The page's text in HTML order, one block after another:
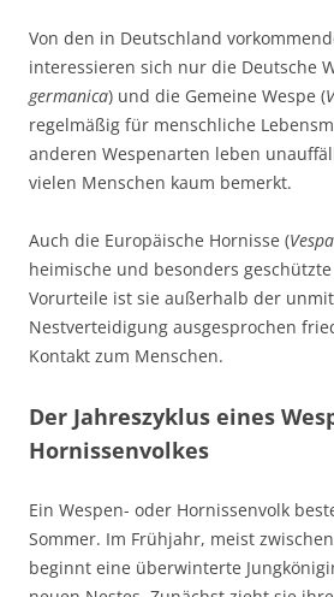
Von den in Deutschland
interessieren sich nur die Deutsche
germanica) und die Gemeine Wespe (
regelmäßig für menschliche
anderen Wespenarten leben
vielen Menschen kaum bemerkt.
Auch die Europäische Hornisse (
heimische und besonders
Vorurteile ist sie außerhalb der
Nestverteidigung ausgesprochen
Kontakt zum Menschen.
Der Jahreszyklus eines
Hornissenvolkes
Ein Wespen- oder Hornissenvolk
Sommer. Im Frühjahr, meist
beginnt eine überwinterte